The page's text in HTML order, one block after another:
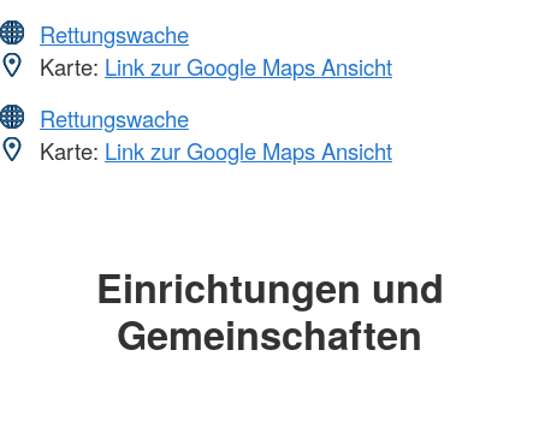
Rettungswache
Karte: Link zur Google Maps Ansicht
Rettungswache
Karte: Link zur Google Maps Ansicht
Einrichtungen und
Gemeinschaften